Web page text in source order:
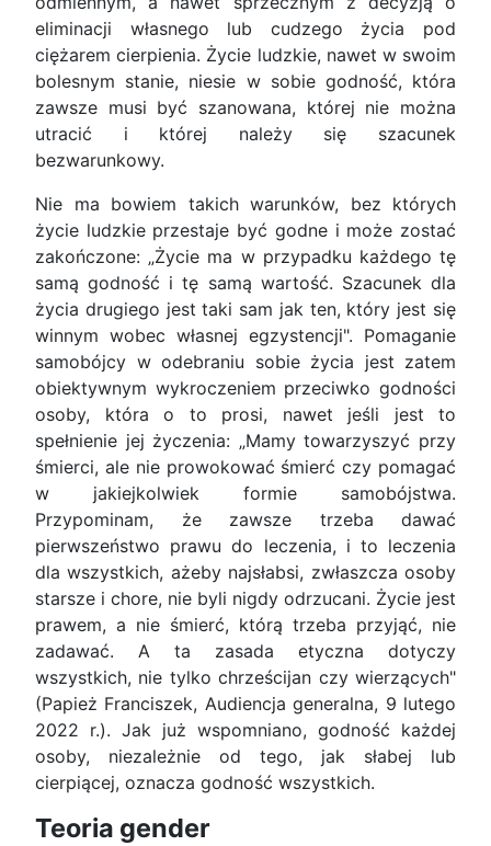
eliminacji własnego lub cudzego życia pod
ciężarem cierpienia. Życie ludzkie, nawet w swoim
bolesnym stanie, niesie w sobie godność, która
zawsze musi być szanowana, której nie można
utracić i której należy się szacunek
bezwarunkowy.
Nie ma bowiem takich warunków, bez których
życie ludzkie przestaje być godne i może zostać
zakończone: „Życie ma w przypadku każdego tę
samą godność i tę samą wartość. Szacunek dla
życia drugiego jest taki sam jak ten, który jest się
winnym wobec własnej egzystencji". Pomaganie
samobójcy w odebraniu sobie życia jest zatem
obiektywnym wykroczeniem przeciwko godności
osoby, która o to prosi, nawet jeśli jest to
spełnienie jej życzenia: „Mamy towarzyszyć przy
śmierci, ale nie prowokować śmierć czy pomagać
w jakiejkolwiek formie samobójstwa.
Przypominam, że zawsze trzeba dawać
pierwszeństwo prawu do leczenia, i to leczenia
dla wszystkich, ażeby najsłabsi, zwłaszcza osoby
starsze i chore, nie byli nigdy odrzucani. Życie jest
prawem, a nie śmierć, którą trzeba przyjąć, nie
zadawać. A ta zasada etyczna dotyczy
wszystkich, nie tylko chrześcijan czy wierzących"
(Papież Franciszek, Audiencja generalna, 9 lutego
2022 r.). Jak już wspomniano, godność każdej
osoby, niezależnie od tego, jak słabej lub
cierpiącej, oznacza godność wszystkich.
Teoria gender